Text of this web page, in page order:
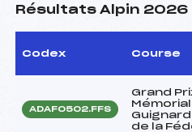
Résultats Alpin 2026
Codex Course
ADAF0502.FFS
Grand
Mémorial
de la